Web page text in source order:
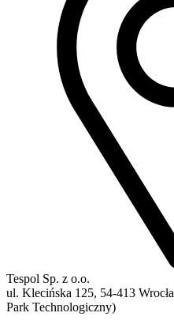
Tespol Sp. z o.o.
ul. Klecińska 125, 54-413
Park Technologiczny)